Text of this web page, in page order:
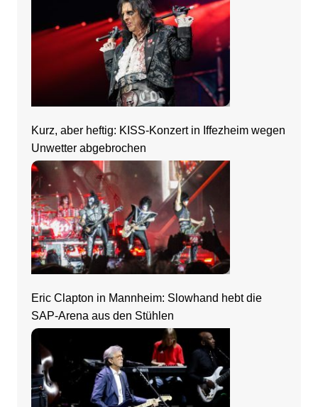
Kurz, aber heftig: KISS-Konzert in Iffezheim wegen
Unwetter abgebrochen
Eric Clapton in Mannheim: Slowhand hebt die
SAP-Arena aus den Stühlen